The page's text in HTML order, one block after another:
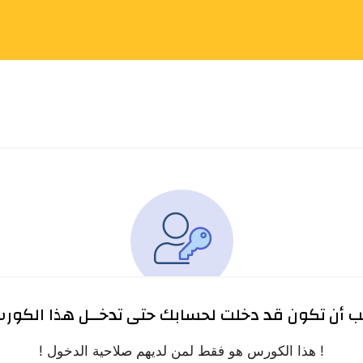
أن تكون قد دخلت لحسابك حتى تدخــل هذا
! هذا الكورس هو فقط لمن لديهم صلاحية الدخول !